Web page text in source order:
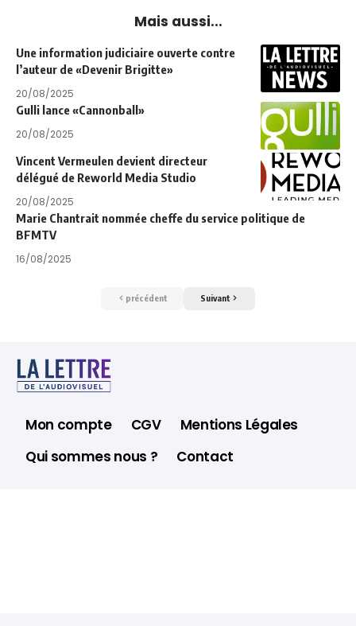
Mais aussi...
Une information judiciaire ouverte contre
l’auteur de «Devenir Brigitte»
20/08/2025
Gulli lance «Cannonball»
20/08/2025
Vincent Vermeulen devient directeur
délégué de Reworld Media Studio
20/08/2025
Marie Chantrait nommée cheffe du service politique de
BFMTV
16/08/2025
précédent Suivant
Mon compte CGV
Mentions Légales
Qui sommes nous ?
Contact